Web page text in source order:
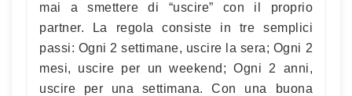
mai a smettere di “uscire” con il proprio
partner. La regola consiste in tre semplici
passi: Ogni 2 settimane, uscire la sera; Ogni 2
mesi, uscire per un weekend; Ogni 2 anni,
uscire per una settimana. Con una buona